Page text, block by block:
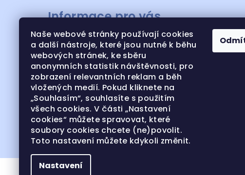
Naše webové stránky používají cookies
a další nástroje, které jsou nutné k běhu
webových stránek, ke sběru
anonymních statistik návštěvnosti, pro
zobrazení relevantních reklam a běh
vložených medií. Pokud kliknete na
„Souhlasím“, souhlasíte s použitím
všech cookies. V části „Nastavení
cookies“ můžete spravovat, které
soubory cookies chcete (ne)povolit.
Toto nastavení můžete kdykoli změnit.
Nastavení
Informace pro vás
OBCHODNÍ PODMÍNKY
OCHRANA OSOBNÍCH ÚDAJŮ
KONTAKTY CENÍK SERVISU
REKLAMACE A VRÁCENÍ ZBOŽÍ
NAŠE REALIZACE
PLAST-MET